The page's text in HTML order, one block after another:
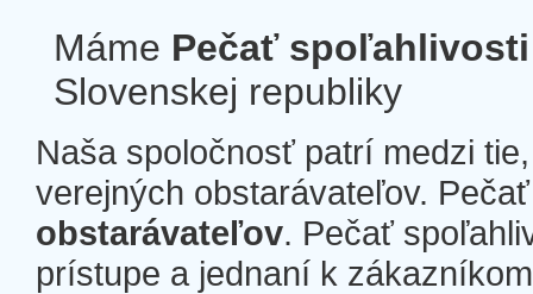
Máme Pečať spoľahlivosti
Slovenskej republiky
Naša spoločnosť patrí medzi
verejných obstarávateľov.
obstarávateľov. Pečať
prístupe a jednaní k